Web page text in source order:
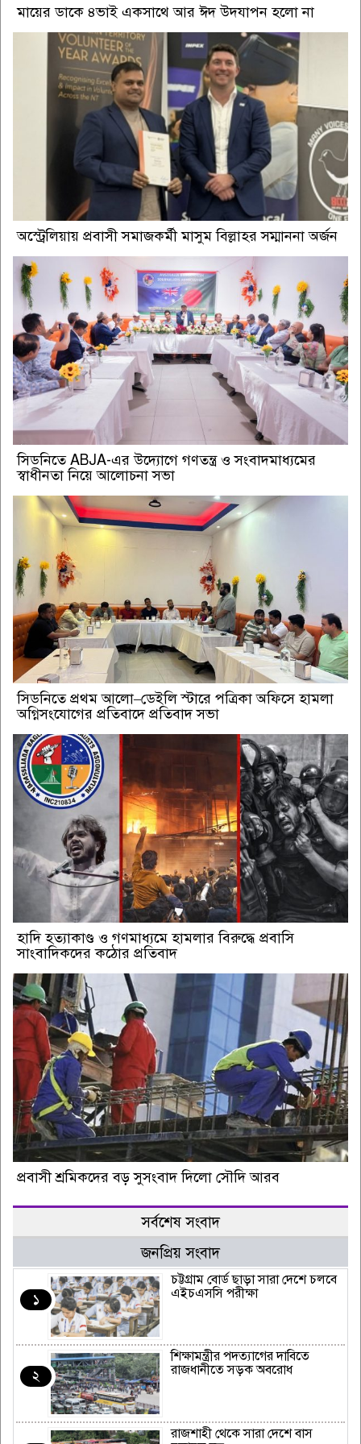
মায়ের ডাকে ৪ভাই একসাথে আর ঈদ উদযাপন হলো না
অস্ট্রেলিয়ায় প্রবাসী সমাজকর্মী মাসুম বিল্লাহর সম্মাননা অর্জন
সিডনিতে ABJA-এর উদ্যোগে গণতন্ত্র ও সংবাদমাধ্যমের
স্বাধীনতা নিয়ে আলোচনা সভা
সিডনিতে প্রথম আলো–ডেইলি স্টারে পত্রিকা অফিসে হামলা
অগ্নিসংযোগের প্রতিবাদে প্রতিবাদ সভা
হাদি হত্যাকাণ্ড ও গণমাধ্যমে হামলার বিরুদ্ধে প্রবাসি
সাংবাদিকদের কঠোর প্রতিবাদ
প্রবাসী শ্রমিকদের বড় সুসংবাদ দিলো সৌদি আরব
সর্বশেষ সংবাদ
জনপ্রিয় সংবাদ
১
চট্টগ্রাম বোর্ড ছাড়া সারা দেশে চলবে
এইচএসসি পরীক্ষা
২
শিক্ষামন্ত্রীর পদত্যাগের দাবিতে
রাজধানীতে সড়ক অবরোধ
রাজশাহী থেকে সারা দেশে বাস